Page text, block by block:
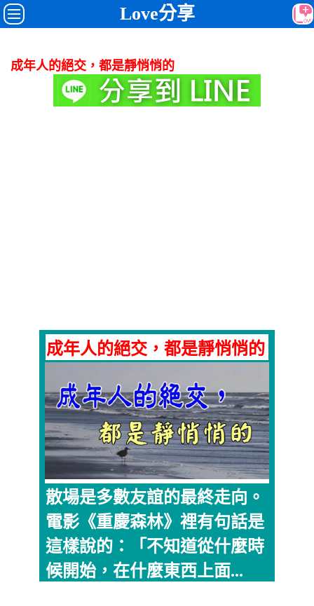
Love分享
成年人的絕交，都是靜悄悄的
成年人的絕交，都是靜悄悄的
散場是多數友誼的最終走向。
電影《重慶森林》裡有句話是
這樣說的：「不知道從什麼時
候開始，在什麼東西上面...